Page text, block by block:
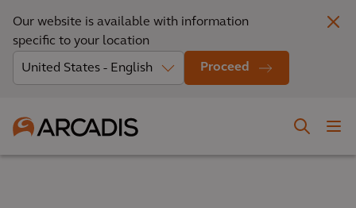
Our website is available with information
specific to your location
Proceed